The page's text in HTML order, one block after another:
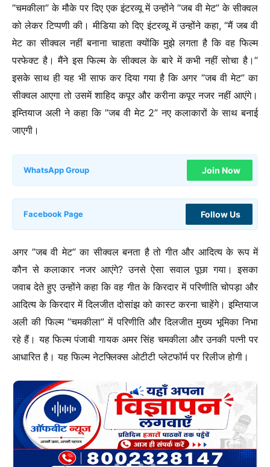
”चमकीला” के मौके पर दिए एक इंटरव्यू में उन्होंने ”जब वी मेट” के सीक्वल
को लेकर टिप्पणी की। मीडिया को दिए इंटरव्यू में उन्होंने कहा, “मैं जब वी
मेट का सीक्वल नहीं बनाना चाहता क्योंकि मुझे लगता है कि वह फिल्म
परफेक्ट है। मैंने इस फिल्म के सीक्वल के बारे में कभी नहीं सोचा है।”
इसके साथ ही यह भी साफ कर दिया गया है कि अगर ”जब वी मेट” का
सीक्वल आएगा तो उसमें शाहिद कपूर और करीना कपूर नजर नहीं आएंगे।
इम्तियाज अली ने कहा कि ”जब वी मेट 2” नए कलाकारों के साथ बनाई
जाएगी।
WhatsApp Group Join Now
Facebook Page Follow Us
अगर ”जब वी मेट” का सीक्वल बनता है तो गीत और आदित्य के रूप में
कौन से कलाकार नजर आएंगे? उनसे ऐसा सवाल पूछा गया। इसका
जवाब देते हुए उन्होंने कहा कि वह गीत के किरदार में परिणीति चोपड़ा और
आदित्य के किरदार में दिलजीत दोसांझ को कास्ट करना चाहेंगे। इम्तियाज
अली की फिल्म ”चमकीला” में परिणीति और दिलजीत मुख्य भूमिका निभा
रहे हैं। यह फिल्म पंजाबी गायक अमर सिंह चमकीला और उनकी पत्नी पर
आधारित है। यह फिल्म नेटफ्लिक्स ओटीटी प्लेटफॉर्म पर रिलीज होगी।